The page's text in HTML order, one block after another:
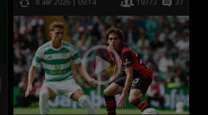
8 авг 2026 | 09:14 19773 37